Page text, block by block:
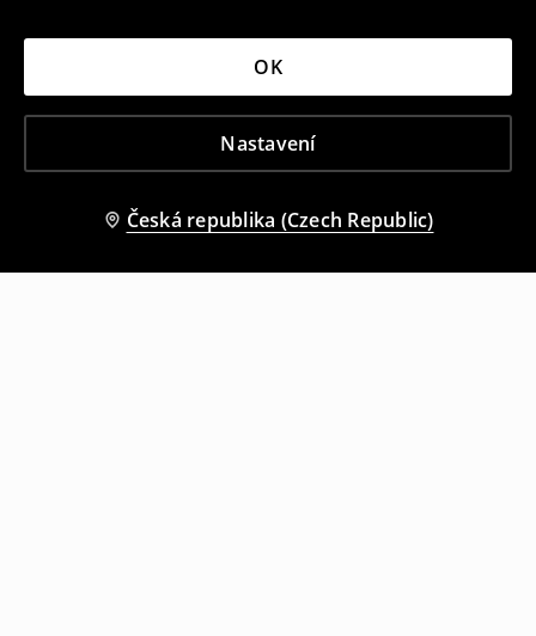
Nastavení
OK
Česká republika (Czech Republic)